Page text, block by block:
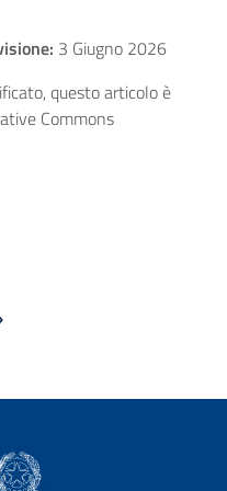
3 Giugno 2026
questo articolo è
Commons